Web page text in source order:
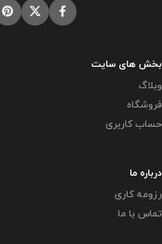
بخش های سایت
وبلاگ
فروشگاه
حساب کاربری
درباره ما
رزومه کاری
تماس با ما